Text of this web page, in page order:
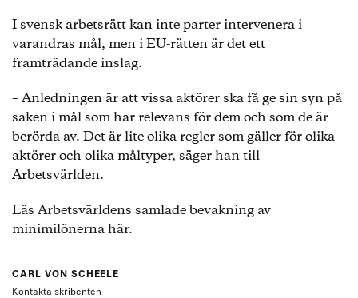
I svensk arbetsrätt kan inte parter intervenera i
varandras mål, men i EU-rätten är det ett
framträdande inslag.
– Anledningen är att vissa aktörer ska få ge sin syn på
saken i mål som har relevans för dem och som de är
berörda av. Det är lite olika regler som gäller för olika
aktörer och olika måltyper, säger han till
Arbetsvärlden.
Läs Arbetsvärldens samlade bevakning av
minimilönerna här.
CARL VON SCHEELE
Kontakta skribenten